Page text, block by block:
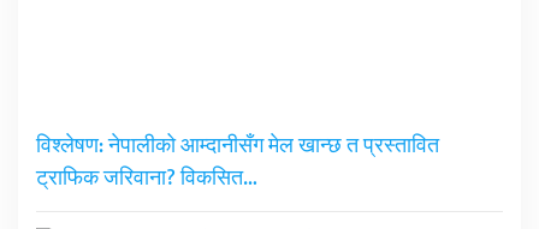
विश्लेषण: नेपालीको आम्दानीसँग मेल खान्छ त प्रस्तावित
ट्राफिक जरिवाना? विकसित…